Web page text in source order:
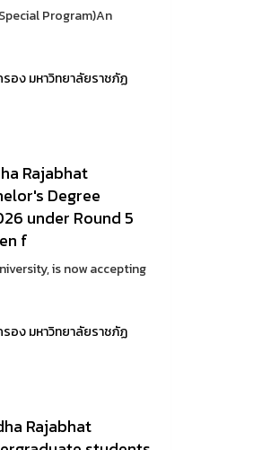
Program)An
รอง มหาวิทยาลัยราชภัฏ
Rajabhat
Degree
under Round 5
f
is now accepting
รอง มหาวิทยาลัยราชภัฏ
Rajabhat